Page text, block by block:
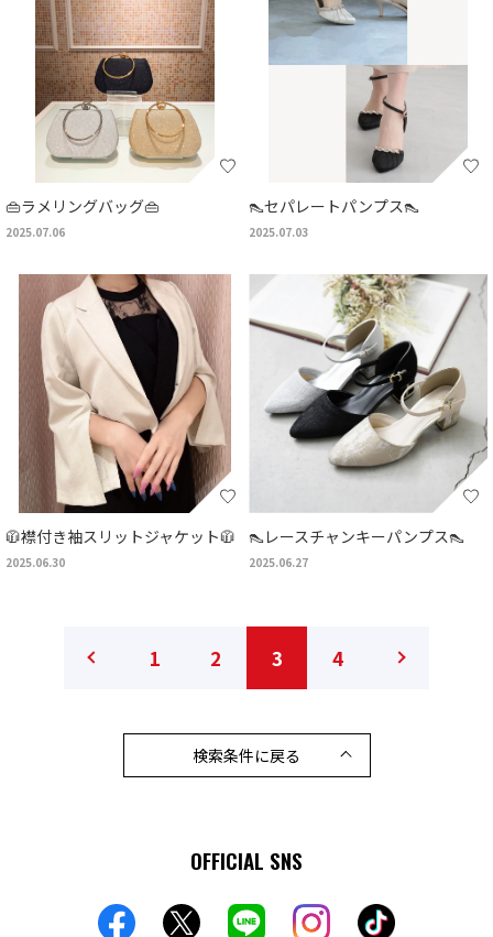
👜ラメリングバッグ👜
2025.07.06
👠セパレートパンプス👠
2025.07.03
🧥襟付き袖スリットジャケット🧥
2025.06.30
👠レースチャンキーパンプス👠
2025.06.27
1 2 3 4
検索条件に戻る
OFFICIAL SNS